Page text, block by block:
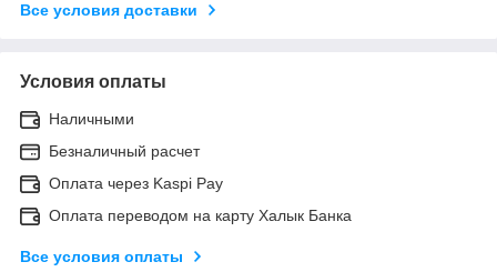
Все условия доставки
Условия оплаты
Наличными
Безналичный расчет
Оплата через Kaspi Pay
Оплата переводом на карту Халык Банка
Все условия оплаты